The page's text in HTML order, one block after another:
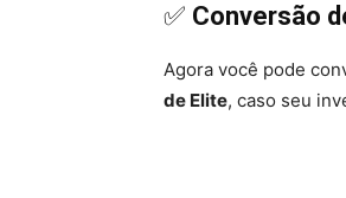
✅ Conversão
Agora você pode
de Elite, caso seu